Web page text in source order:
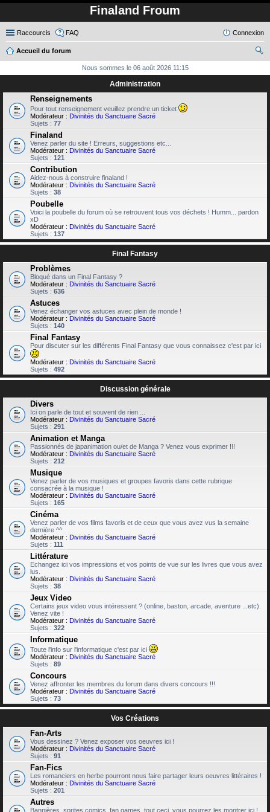
Finaland Froum
Raccourcis FAQ Connexion
Accueil du forum
ch
Nous sommes le 06 août 2026 11:15
Administration
Renseignements
Pour tout renseignement veuillez prendre un ticket
Modérateur : Divinités du Sanctuaire Sacré
Sujets : 77
Finaland
Venez parler du site ! Erreurs, suggestions etc...
Modérateur : Divinités du Sanctuaire Sacré
Sujets : 121
Contribution
Aidez-nous à construire finaland !
Modérateur : Divinités du Sanctuaire Sacré
Sujets : 38
Poubelle
Voici la poubelle du forum où se retrouvent tous vos déchets ! Humm... pardon
xD
Modérateur : Divinités du Sanctuaire Sacré
Sujets : 137
Final Fantasy
Problèmes
Bloqué dans un Final Fantasy ?
Modérateur : Divinités du Sanctuaire Sacré
Sujets : 636
Astuces
Venez échanger vos astuces avec plein de monde !
Modérateur : Divinités du Sanctuaire Sacré
Sujets : 140
Final Fantasy
Pour discuter sur les différents Final Fantasy que vous connaissez c'est par ici
Modérateur : Divinités du Sanctuaire Sacré
Sujets : 492
Discussion générale
Divers
Ici on parle de tout et souvent de rien ...
Modérateur : Divinités du Sanctuaire Sacré
Sujets : 291
Animation et Manga
Passionnés de japanimation ou/et de Manga ? Venez vous exprimer !!!
Modérateur : Divinités du Sanctuaire Sacré
Sujets : 212
Musique
Venez parler de vos musiques et groupes favoris dans cette rubrique
consacrée à la musique !
Modérateur : Divinités du Sanctuaire Sacré
Sujets : 165
Cinéma
Venez parler de vos films favoris et de ceux que vous avez vus la semaine
dernière ^^
Modérateur : Divinités du Sanctuaire Sacré
Sujets : 111
Littérature
Echangez ici vos impressions et vos points de vue sur les livres que vous avez
lus.
Modérateur : Divinités du Sanctuaire Sacré
Sujets : 38
Jeux Video
Certains jeux video vous intéressent ? (online, baston, arcade, aventure ...etc).
Venez vite !
Modérateur : Divinités du Sanctuaire Sacré
Sujets : 322
Informatique
Toute l'info sur l'informatique c'est par ici
Modérateur : Divinités du Sanctuaire Sacré
Sujets : 89
Concours
Venez affronter les membres du forum dans divers concours !!!
Modérateur : Divinités du Sanctuaire Sacré
Sujets : 73
Vos Créations
Fan-Arts
Vous dessinez ? Venez exposer vos oeuvres ici !
Modérateur : Divinités du Sanctuaire Sacré
Sujets : 91
Fan-Fics
Les romanciers en herbe pourront nous faire partager leurs oeuvres littéraires !
Modérateur : Divinités du Sanctuaire Sacré
Sujets : 201
Autres
Bannières, sprites comics, fan games, tout ceci, vous pourrez les montrer ici !